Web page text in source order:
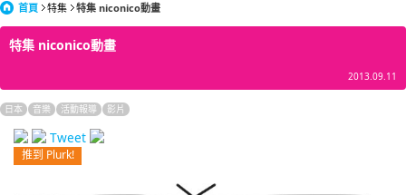
首頁 特集 特集 niconico動畫
特集 niconico動畫
2013.09.11
日本 音樂 活動報導 影片
Tweet
推到 Plurk!